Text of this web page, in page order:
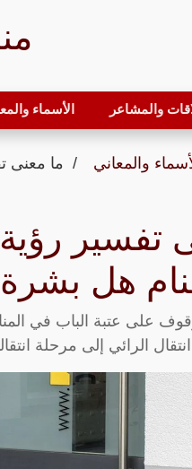
والمشاعر الأسماء
والمعاني ما معنى
تفسير
هل
على عتبة الباب في
الرائي إلى مرحلة